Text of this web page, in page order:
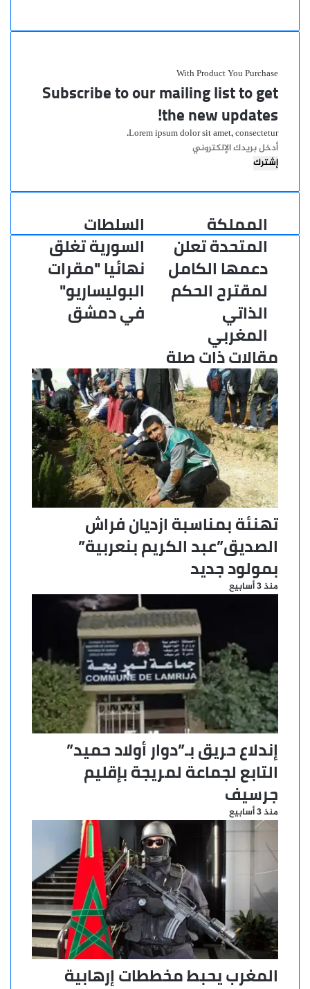
With Product You Purchase
Subscribe to our mailing list to get
the new updates!
Lorem ipsum dolor sit amet, consectetur.
أدخل
بريدك
السلطات
السورية
تغلق
نهائيا
"مقرات
البوليساريو"
في
دمشق
السلطات
السورية تغلق
نهائيا "مقرات
البوليساريو"
في دمشق
المملكة
المتحدة
تعلن
دعمها
الكامل
لمقترح
الحكم
الذاتي
المغربي
المملكة
المتحدة تعلن
دعمها الكامل
لمقترح الحكم
الذاتي
المغربي
مقالات ذات صلة
تهنئة بمناسبة ازديان فراش
الصديق”عبد الكريم بنعربية”
بمولود جديد
منذ 3 أسابيع
إندلاع حريق بـ”دوار أولاد حميد”
التابع لجماعة لمريجة بإقليم
جرسيف
منذ 3 أسابيع
المغرب يحبط مخططات إرهابية